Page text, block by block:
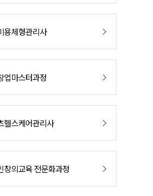
용체형관리사
업마스터과정
헬스케어관리사
창의교육 전문화과정